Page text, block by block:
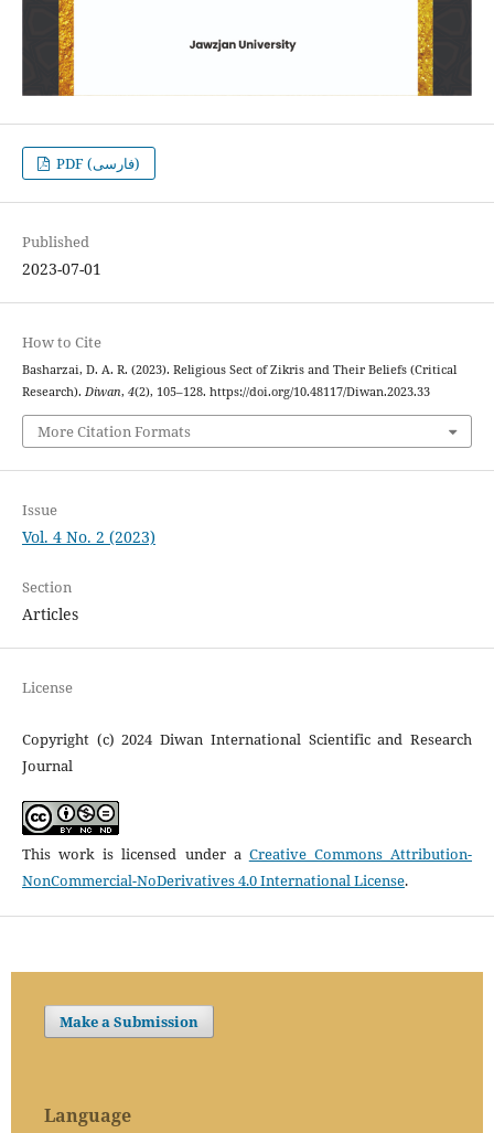
PDF (فارسی)
Published
2023-07-01
How to Cite
Basharzai, D. A. R. (2023). Religious Sect of Zikris and Their Beliefs (Critical
Research). Diwan, 4(2), 105–128. https://doi.org/10.48117/Diwan.2023.33
More Citation Formats
Issue
Vol. 4 No. 2 (2023)
Section
Articles
License
Copyright (c) 2024 Diwan International Scientific and Research
Journal
This work is licensed under a Creative Commons Attribution-
NonCommercial-NoDerivatives 4.0 International License.
Make a Submission
Language